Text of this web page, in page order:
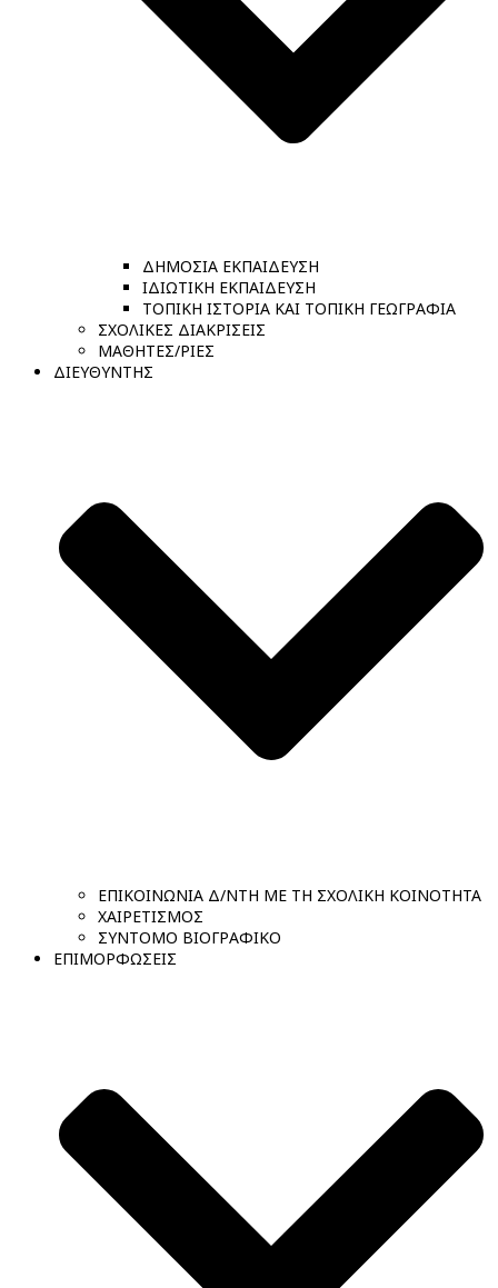
ΔΗΜΟΣΙΑ ΕΚΠΑΙΔΕΥΣΗ
ΙΔΙΩΤΙΚΗ ΕΚΠΑΙΔΕΥΣΗ
ΤΟΠΙΚΗ ΙΣΤΟΡΙΑ ΚΑΙ ΤΟΠΙΚΗ ΓΕΩΓΡΑΦΙΑ
ΣΧΟΛΙΚΕΣ ΔΙΑΚΡΙΣΕΙΣ
ΜΑΘΗΤΕΣ/ΡΙΕΣ
ΔΙΕΥΘΥΝΤΗΣ
ΕΠΙΚΟΙΝΩΝΙΑ Δ/ΝΤΗ ΜΕ ΤΗ ΣΧΟΛΙΚΗ ΚΟΙΝΟΤΗΤΑ
ΧΑΙΡΕΤΙΣΜΟΣ
ΣΥΝΤΟΜΟ ΒΙΟΓΡΑΦΙΚΟ
ΕΠΙΜΟΡΦΩΣΕΙΣ